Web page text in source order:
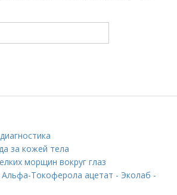
за кожей тела
морщин вокруг глаз
Токоферола ацетат - Эколаб -